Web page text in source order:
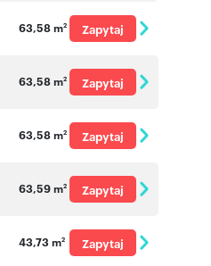
63,58 m2
Zapytaj
63,58 m2
Zapytaj
63,58 m2
Zapytaj
63,59 m2
Zapytaj
43,73 m2
Zapytaj